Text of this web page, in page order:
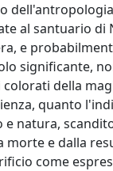
al santuario di
e
significante,
della
quanto
natura,
morte e dalla
come